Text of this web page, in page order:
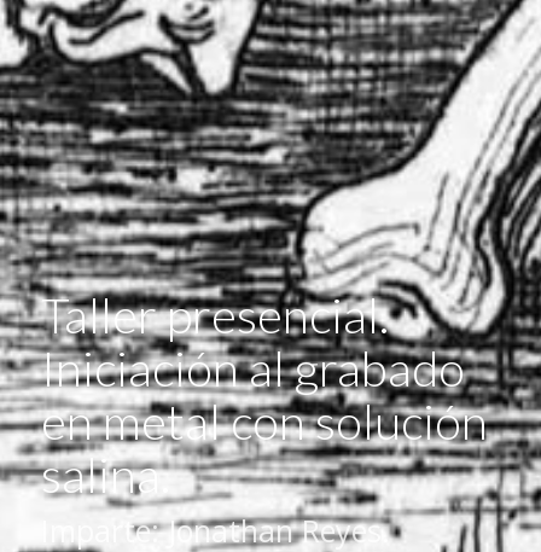
Taller presencial.
Iniciación al grabado
en metal con solución
salina.
Imparte: Jonathan Reyes.